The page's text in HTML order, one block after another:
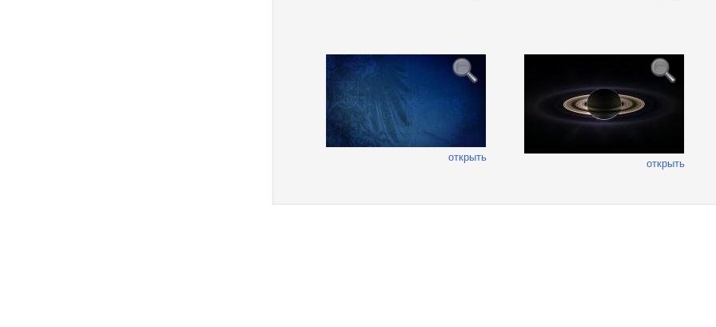
открыть
открыть